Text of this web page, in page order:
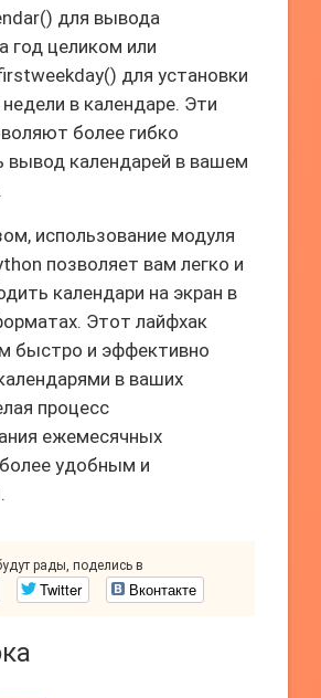
для вывода
год целиком или
для установки
в календаре. Эти
более гибко
вывод календарей в вашем
использование модуля
позволяет вам легко и
календари на экран в
Этот лайфхак
быстро и эффективно
в ваших
процесс
ежемесячных
удобным и
рады, поделись в
Twitter Вконтакте